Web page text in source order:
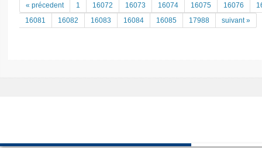
« précedent 1 16072 16073 16074 16075 16076
16081
16082 16083 16084 16085 17988 suivant »